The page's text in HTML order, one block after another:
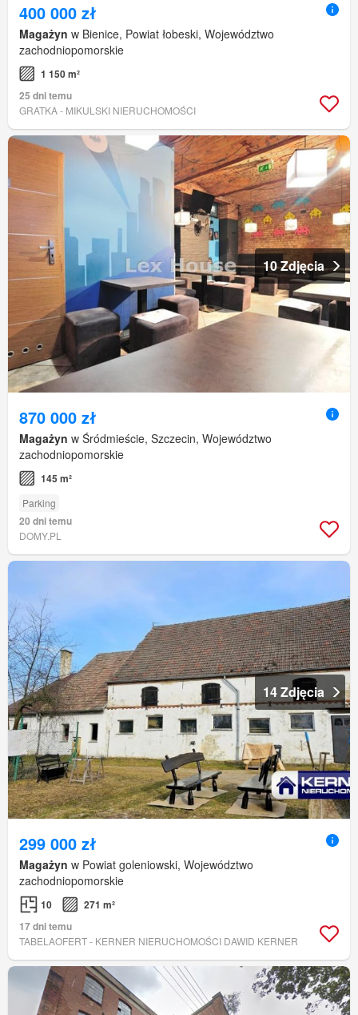
400 000 zł
Magażyn w Bienice, Powiat łobeski, Województwo
zachodniopomorskie
1 150 m²
25 dni temu
GRATKA - MIKULSKI NIERUCHOMOŚCI
10 Zdjęcia
870 000 zł
Magażyn w Śródmieście, Szczecin, Województwo
zachodniopomorskie
145 m²
Parking
20 dni temu
DOMY.PL
14 Zdjęcia
299 000 zł
Magażyn w Powiat goleniowski, Województwo
zachodniopomorskie
10
271 m²
17 dni temu
TABELAOFERT - KERNER NIERUCHOMOŚCI DAWID KERNER